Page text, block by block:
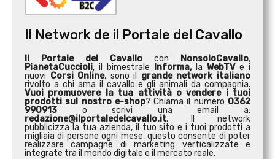
Il Network de il Portale del Cavallo
Il Portale del Cavallo con NonsoloCavallo,
PianetaCuccioli, il bimestrale Informa,laWebTVe i
nuovi Corsi Online, sono il grande network italiano
rivolto a chi ama il cavallo e gli animali da compagnia.
Vuoi promuovere la tua attività ovendere i tuoi
prodotti sul nostro e-shop? Chiama il numero 0362
990913 o scrivi una email a:
redazione@ilportaledelcavallo.it. Il network
pubblicizza la tua azienda, il tuo sito e i tuoi prodotti a
migliaia di persone ogni mese, questo consente di poter
realizzare campagne di marketing verticalizzate e
integrate tra il mondo digitale e il mercato reale.